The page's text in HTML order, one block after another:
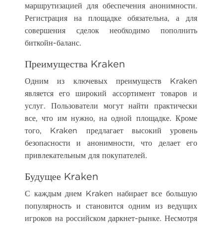
маршрутизацией для обеспечения анонимности.
Регистрация на площадке обязательна, а для
совершения сделок необходимо пополнить
биткойн-баланс.
Преимущества Kraken
Одним из ключевых преимуществ Kraken
является его широкий ассортимент товаров и
услуг. Пользователи могут найти практически
все, что им нужно, на одной площадке. Кроме
того, Kraken предлагает высокий уровень
безопасности и анонимности, что делает его
привлекательным для покупателей.
Будущее Kraken
С каждым днем Kraken набирает все большую
популярность и становится одним из ведущих
игроков на российском даркнет-рынке. Несмотря